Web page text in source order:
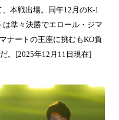
本戦出場。同年12月のK-1
は準々決勝でエロール・ジマ
ナートの王座に挑むもKO負
。[2025年12月11日現在]